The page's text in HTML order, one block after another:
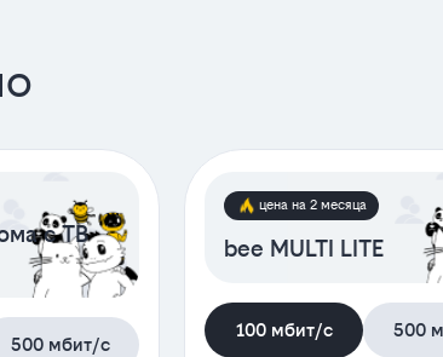
с ТВ
500 мбит/с
цена на 2 месяца
bee MULTI LITE
100 мбит/с 500